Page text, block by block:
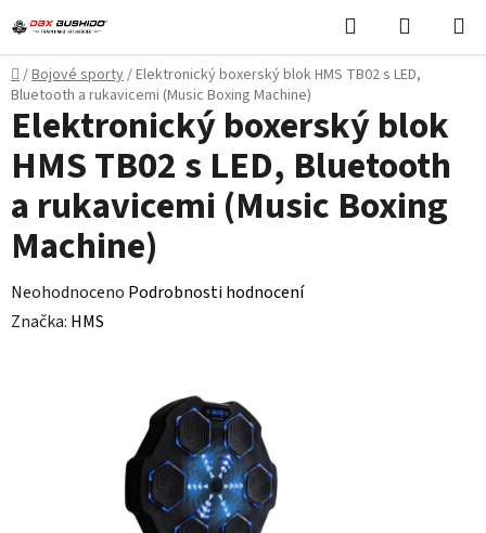
na
obsah
Hledat
KOŠÍK
Domů
/Bojové sporty/Elektronický boxerský blok HMS TB02 s LED,
Bluetooth a rukavicemi (Music Boxing Machine)
Elektronický boxerský blok
HMS TB02 s LED, Bluetooth
a rukavicemi (Music Boxing
Machine)
Průměrné
hodnocení
Neohodnoceno Podrobnosti hodnocení
Značka: HMS